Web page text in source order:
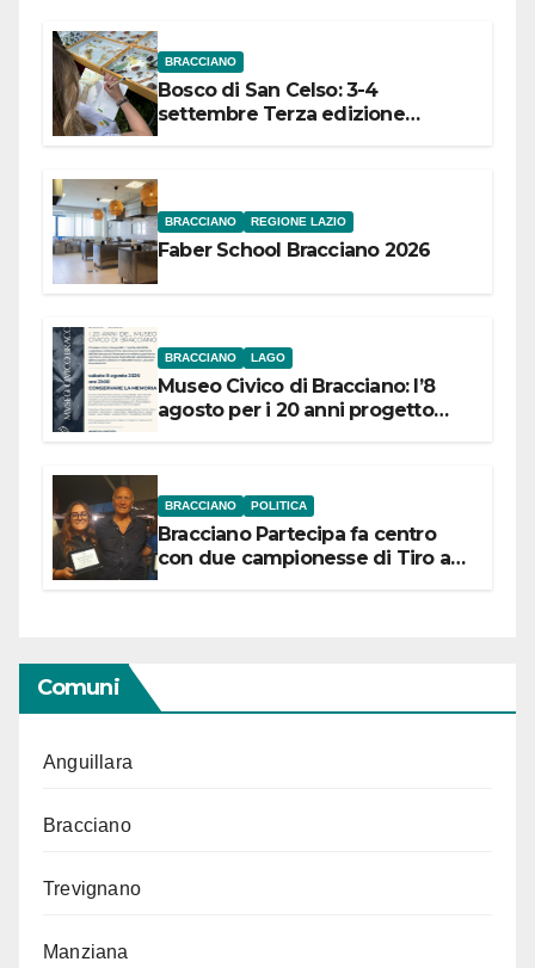
BRACCIANO
Bosco di San Celso: 3-4
settembre Terza edizione
BRACCIANO REGIONE LAZIO
Faber School Bracciano 2026
BRACCIANO LAGO
Museo Civico di Bracciano: l’8
agosto per i 20 anni progetto
BRACCIANO POLITICA
Bracciano Partecipa fa centro
con due campionesse di Tiro a
Comuni
Anguillara
Bracciano
Trevignano
Manziana